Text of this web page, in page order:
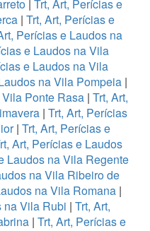
| Trt, Art, Perícias e
| Trt, Art, Perícias e
Perícias e Laudos na
e Laudos na Vila
e Laudos na Vila
na Vila Pompeia|
Ponte Rasa | Trt, Art,
| Trt, Art, Perícias
| Trt, Art, Perícias e
Art, Perícias e Laudos
Laudos na Vila Regente
na Vila Ribeiro de
na Vila Romana |
na Vila Rubi | Trt, Art,
| Trt, Art, Perícias e